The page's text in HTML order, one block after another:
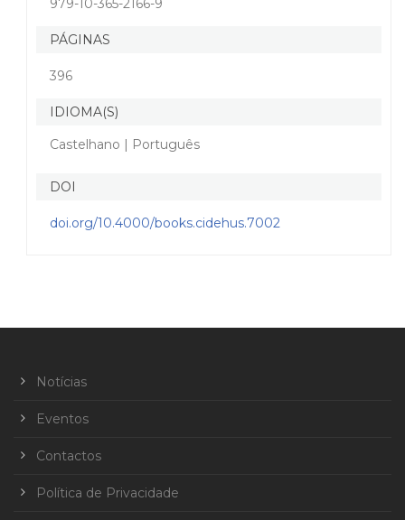
979-10-365-2166-9
PÁGINAS
396
IDIOMA(S)
Castelhano | Português
DOI
doi.org/10.4000/books.cidehus.7002
Notícias
Eventos
Contactos
Política de Privacidade